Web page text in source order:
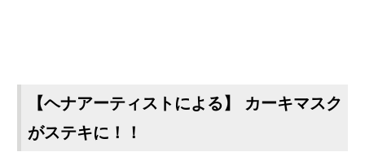
【ヘナアーティストによる】 カーキマスク
がステキに！！